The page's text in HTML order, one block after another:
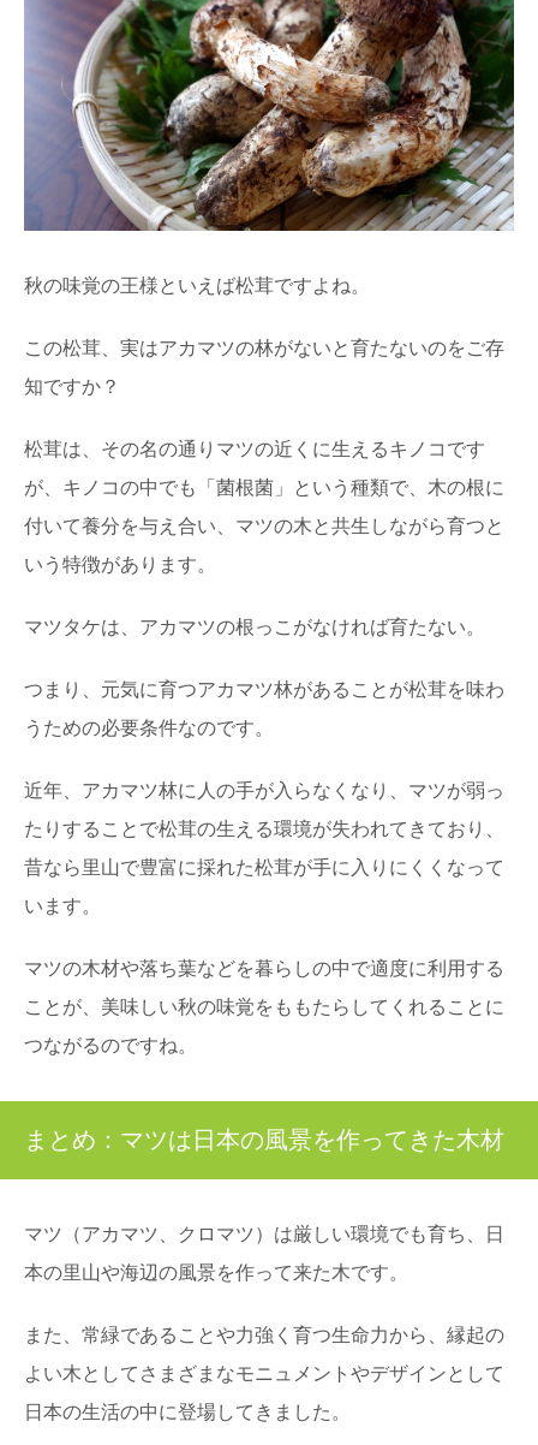
秋の味覚の王様といえば松茸ですよね。
この松茸、実はアカマツの林がないと育たないのをご存
知ですか？
松茸は、その名の通りマツの近くに生えるキノコです
が、キノコの中でも「菌根菌」という種類で、木の根に
付いて養分を与え合い、マツの木と共生しながら育つと
いう特徴があります。
マツタケは、アカマツの根っこがなければ育たない。
つまり、元気に育つアカマツ林があることが松茸を味わ
うための必要条件なのです。
近年、アカマツ林に人の手が入らなくなり、マツが弱っ
たりすることで松茸の生える環境が失われてきており、
昔なら里山で豊富に採れた松茸が手に入りにくくなって
います。
マツの木材や落ち葉などを暮らしの中で適度に利用する
ことが、美味しい秋の味覚をももたらしてくれることに
つながるのですね。
まとめ：マツは日本の風景を作ってきた木材
マツ（アカマツ、クロマツ）は厳しい環境でも育ち、日
本の里山や海辺の風景を作って来た木です。
また、常緑であることや力強く育つ生命力から、縁起の
よい木としてさまざまなモニュメントやデザインとして
日本の生活の中に登場してきました。